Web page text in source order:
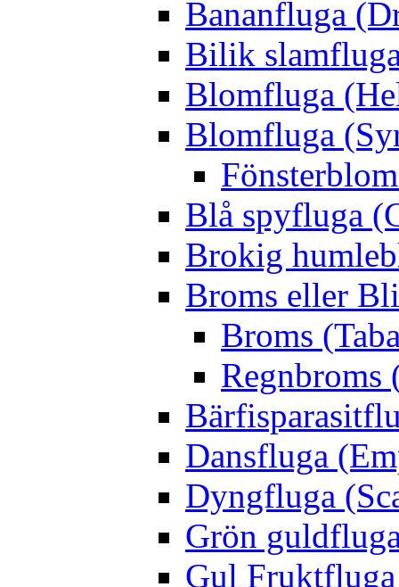
Bananfluga
Bilik
Blomfluga
Blomfluga
Blå spyfluga
Brokig
Broms eller
Broms
Regnbroms
Dansfluga
Dyngfluga
Grön
Gul